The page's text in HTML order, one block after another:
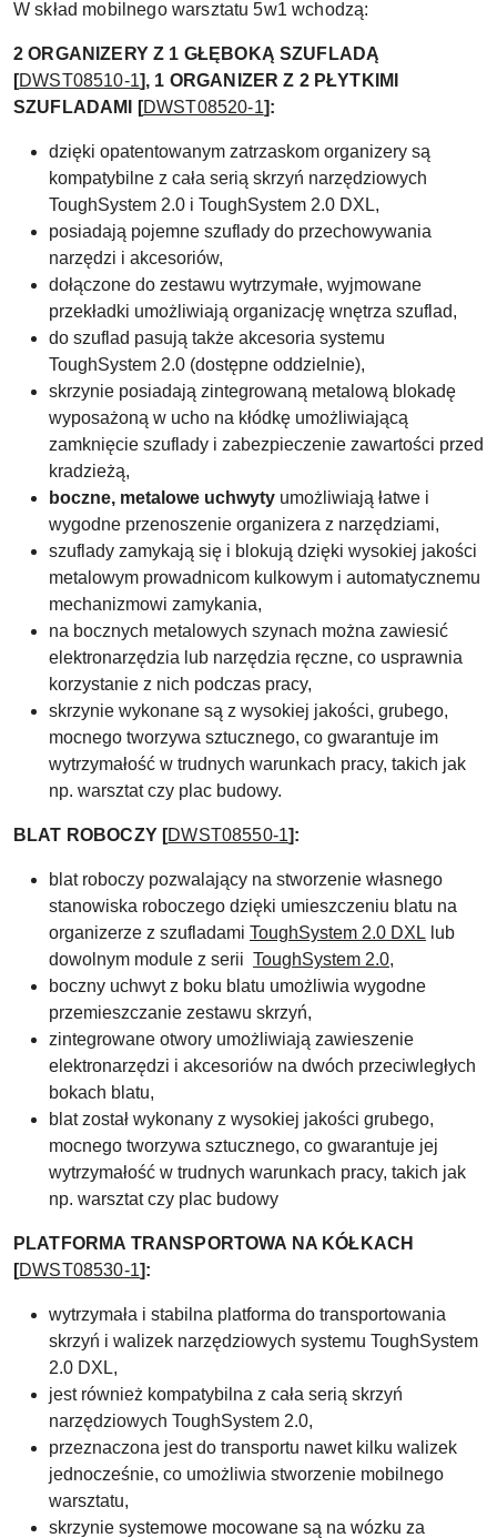
W skład mobilnego warsztatu 5w1 wchodzą:
2 ORGANIZERY Z 1 GŁĘBOKĄ SZUFLADĄ
[DWST08510-1], 1 ORGANIZER Z 2 PŁYTKIMI
SZUFLADAMI [DWST08520-1]:
dzięki opatentowanym zatrzaskom organizery są
kompatybilne z cała serią skrzyń narzędziowych
ToughSystem 2.0 i ToughSystem 2.0 DXL,
posiadają pojemne szuflady do przechowywania
narzędzi i akcesoriów,
dołączone do zestawu wytrzymałe, wyjmowane
przekładki umożliwiają organizację wnętrza szuflad,
do szuflad pasują także akcesoria systemu
ToughSystem 2.0 (dostępne oddzielnie),
skrzynie posiadają zintegrowaną metalową blokadę
wyposażoną w ucho na kłódkę umożliwiającą
zamknięcie szuflady i zabezpieczenie zawartości przed
kradzieżą,
boczne, metalowe uchwyty umożliwiają łatwe i
wygodne przenoszenie organizera z narzędziami,
szuflady zamykają się i blokują dzięki wysokiej jakości
metalowym prowadnicom kulkowym i automatycznemu
mechanizmowi zamykania,
na bocznych metalowych szynach można zawiesić
elektronarzędzia lub narzędzia ręczne, co usprawnia
korzystanie z nich podczas pracy,
skrzynie wykonane są z wysokiej jakości, grubego,
mocnego tworzywa sztucznego, co gwarantuje im
wytrzymałość w trudnych warunkach pracy, takich jak
np. warsztat czy plac budowy.
BLAT ROBOCZY [DWST08550-1]:
blat roboczy pozwalający na stworzenie własnego
stanowiska roboczego dzięki umieszczeniu blatu na
organizerze z szufladami ToughSystem 2.0 DXL lub
dowolnym module z serii ToughSystem 2.0,
boczny uchwyt z boku blatu umożliwia wygodne
przemieszczanie zestawu skrzyń,
zintegrowane otwory umożliwiają zawieszenie
elektronarzędzi i akcesoriów na dwóch przeciwległych
bokach blatu,
blat został wykonany z wysokiej jakości grubego,
mocnego tworzywa sztucznego, co gwarantuje jej
wytrzymałość w trudnych warunkach pracy, takich jak
np. warsztat czy plac budowy
PLATFORMA TRANSPORTOWA NA KÓŁKACH
[DWST08530-1]:
wytrzymała i stabilna platforma do transportowania
skrzyń i walizek narzędziowych systemu ToughSystem
2.0 DXL,
jest również kompatybilna z cała serią skrzyń
narzędziowych ToughSystem 2.0,
przeznaczona jest do transportu nawet kilku walizek
jednocześnie, co umożliwia stworzenie mobilnego
warsztatu,
skrzynie systemowe mocowane są na wózku za